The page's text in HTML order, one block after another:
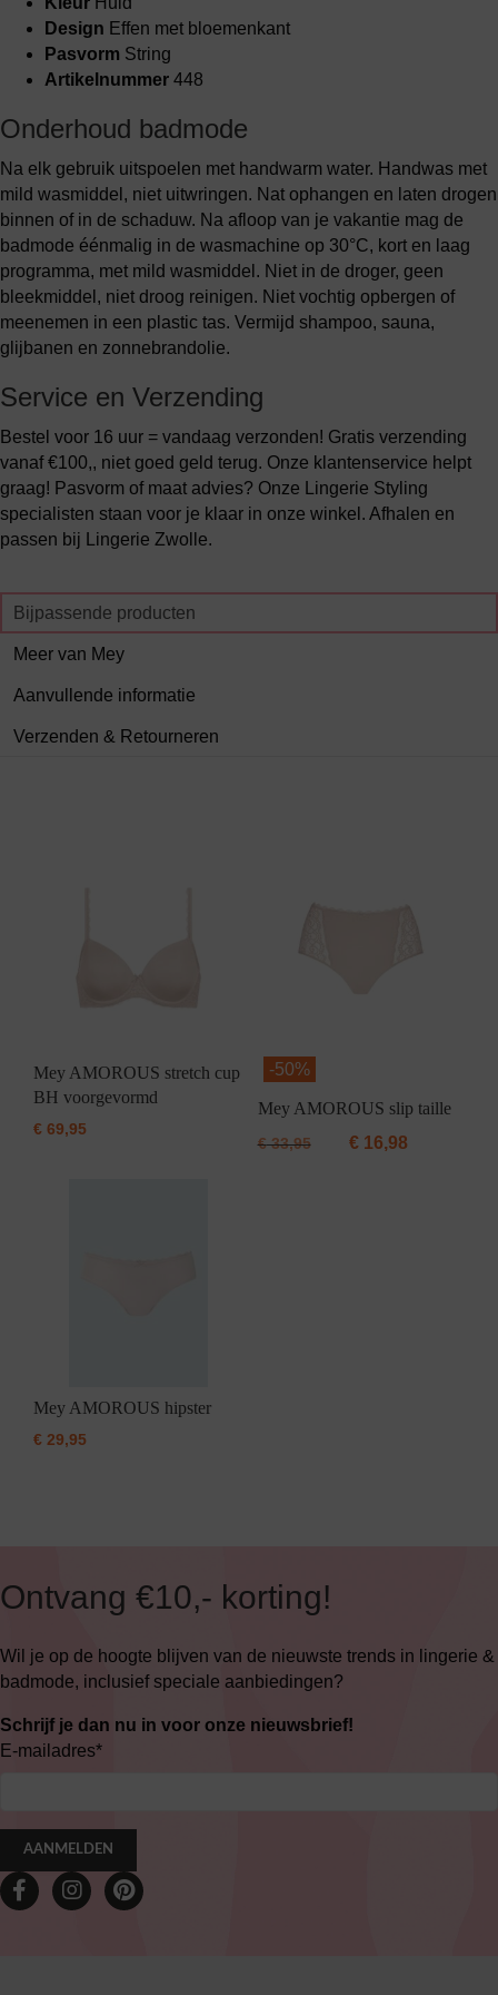
Design Effen met bloemenkant
Pasvorm String
Artikelnummer 448
Onderhoud badmode
Na elk gebruik uitspoelen met handwarm water. Handwas met
mild wasmiddel, niet uitwringen. Nat ophangen en laten drogen
binnen of in de schaduw. Na afloop van je vakantie mag de
badmode éénmalig in de wasmachine op 30°C, kort en laag
programma, met mild wasmiddel. Niet in de droger, geen
bleekmiddel, niet droog reinigen. Niet vochtig opbergen of
meenemen in een plastic tas. Vermijd shampoo, sauna,
glijbanen en zonnebrandolie.
Service en Verzending
Bestel voor 16 uur = vandaag verzonden! Gratis verzending
vanaf €100,, niet goed geld terug. Onze klantenservice helpt
graag! Pasvorm of maat advies? Onze Lingerie Styling
specialisten staan voor je klaar in onze winkel. Afhalen en
passen bij Lingerie Zwolle.
Bijpassende producten
Meer van Mey
Aanvullende informatie
Verzenden & Retourneren
Mey AMOROUS stretch cup
BH voorgevormd
€ 69,95
-50%
Mey AMOROUS slip taille
€33,95 €16,98
Mey AMOROUS hipster
€ 29,95
Ontvang €10,- korting!
Wil je op de hoogte blijven van de nieuwste trends in lingerie &
badmode, inclusief speciale aanbiedingen?
Schrijf je dan nu in voor onze nieuwsbrief!
E-mailadres*
AANMELDEN